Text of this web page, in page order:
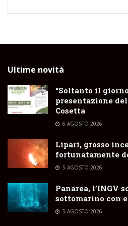
Ultime novità
“Soltanto il
presentazione
Cosetta
6 AGOSTO 2026
Lipari, grosso
fortunatamente
5 AGOSTO 2026
Panarea, l’INGV
sottomarino con
5 AGOSTO 2026